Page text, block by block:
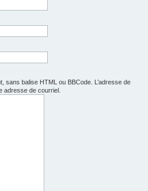
sans balise HTML ou BBCode. L’adresse de
adresse de courriel.